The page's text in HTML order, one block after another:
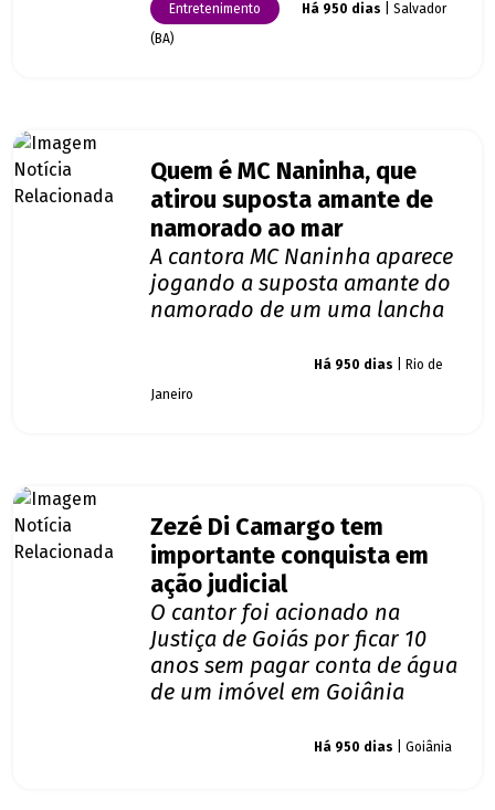
Entretenimento Há 950 dias | Salvador
(BA)
Quem é MC Naninha, que
atirou suposta amante de
namorado ao mar
A cantora MC Naninha aparece
jogando a suposta amante do
namorado de um uma lancha
Há 950 dias | Rio de
Janeiro
Zezé Di Camargo tem
importante conquista em
ação judicial
O cantor foi acionado na
Justiça de Goiás por ficar 10
anos sem pagar conta de água
de um imóvel em Goiânia
Há 950 dias | Goiânia